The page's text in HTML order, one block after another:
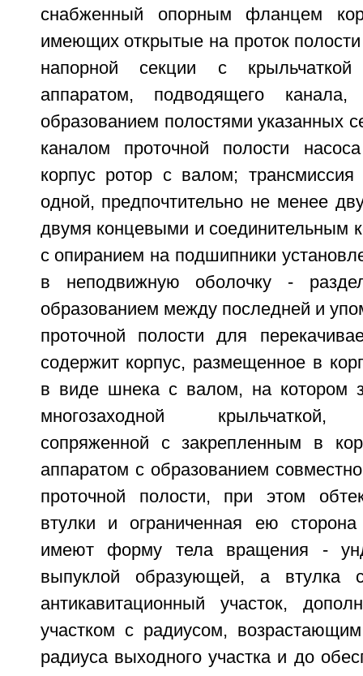
снабженный опорным фланцем
имеющих открытые на проток
напорной секции с
аппаратом, подводящего
образованием полостями указанных
каналом проточной полости
корпус ротор с валом;
одной, предпочтительно не менее
двумя концевыми и соединительным
с опиранием на подшипники
в неподвижную оболочку -
образованием между последней и
проточной полости для
содержит корпус, размещенное в
в виде шнека с валом, на котором
многозаходной крыльчаткой,
сопряженной с закрепленным в
аппаратом с образованием
проточной полости, при этом
втулки и ограниченная ею сторона
имеют форму тела вращения -
выпуклой образующей, а втулка
антикавитационный участок,
участком с радиусом,
радиуса выходного участка и до